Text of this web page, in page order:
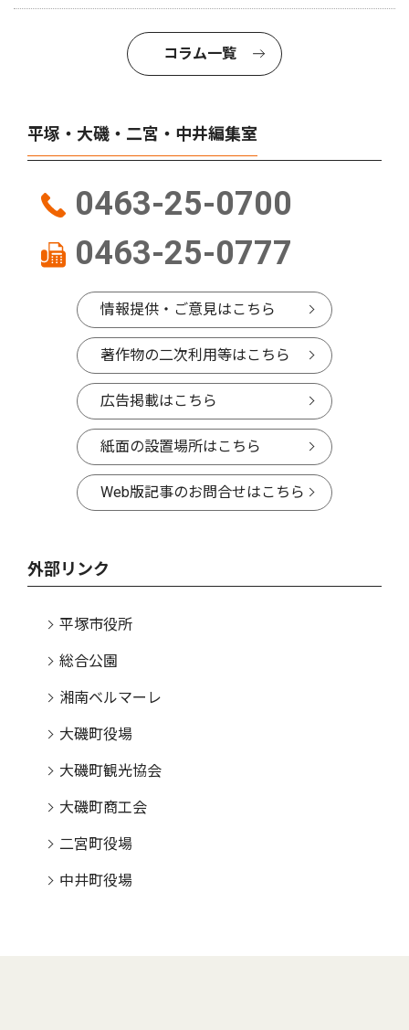
コラム一覧
平塚・大磯・二宮・中井編集室
0463-25-0700
0463-25-0777
情報提供・ご意見はこちら
著作物の二次利用等はこちら
広告掲載はこちら
紙面の設置場所はこちら
Web版記事のお問合せはこちら
外部リンク
平塚市役所
総合公園
湘南ベルマーレ
大磯町役場
大磯町観光協会
大磯町商工会
二宮町役場
中井町役場